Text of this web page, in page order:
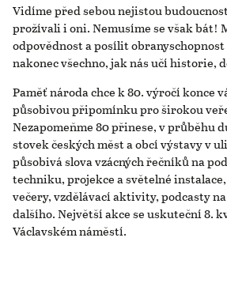
Vidíme před sebou nejistou
prožívali i oni. Nemusíme se však bát!
odpovědnost a posílit obranyschopnost
nakonec všechno, jak nás učí historie,
Paměť národa chce k 80. výročí konce
působivou připomínku pro širokou
Nezapomeňme 80 přinese, v průběhu
stovek českých měst a obcí výstavy v
působivá slova vzácných řečníků na
techniku, projekce a světelné
večery, vzdělávací aktivity, podcasty
dalšího. Největší akce se uskuteční 8.
Václavském náměstí.